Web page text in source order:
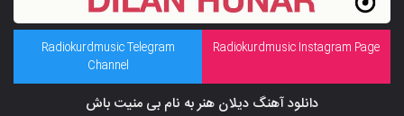
Radiokurdmusic Instagram Page
Radiokurdmusic Telegram
Channel
دانلود آهنگ دیلان هنر به نام بی منیت باش